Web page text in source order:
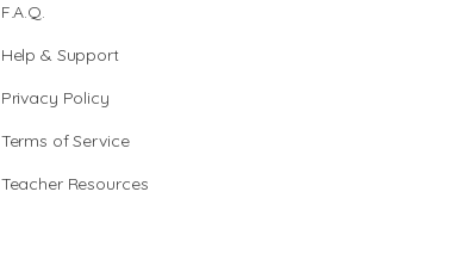
F.A.Q.
Help & Support
Privacy Policy
Terms of Service
Teacher Resources